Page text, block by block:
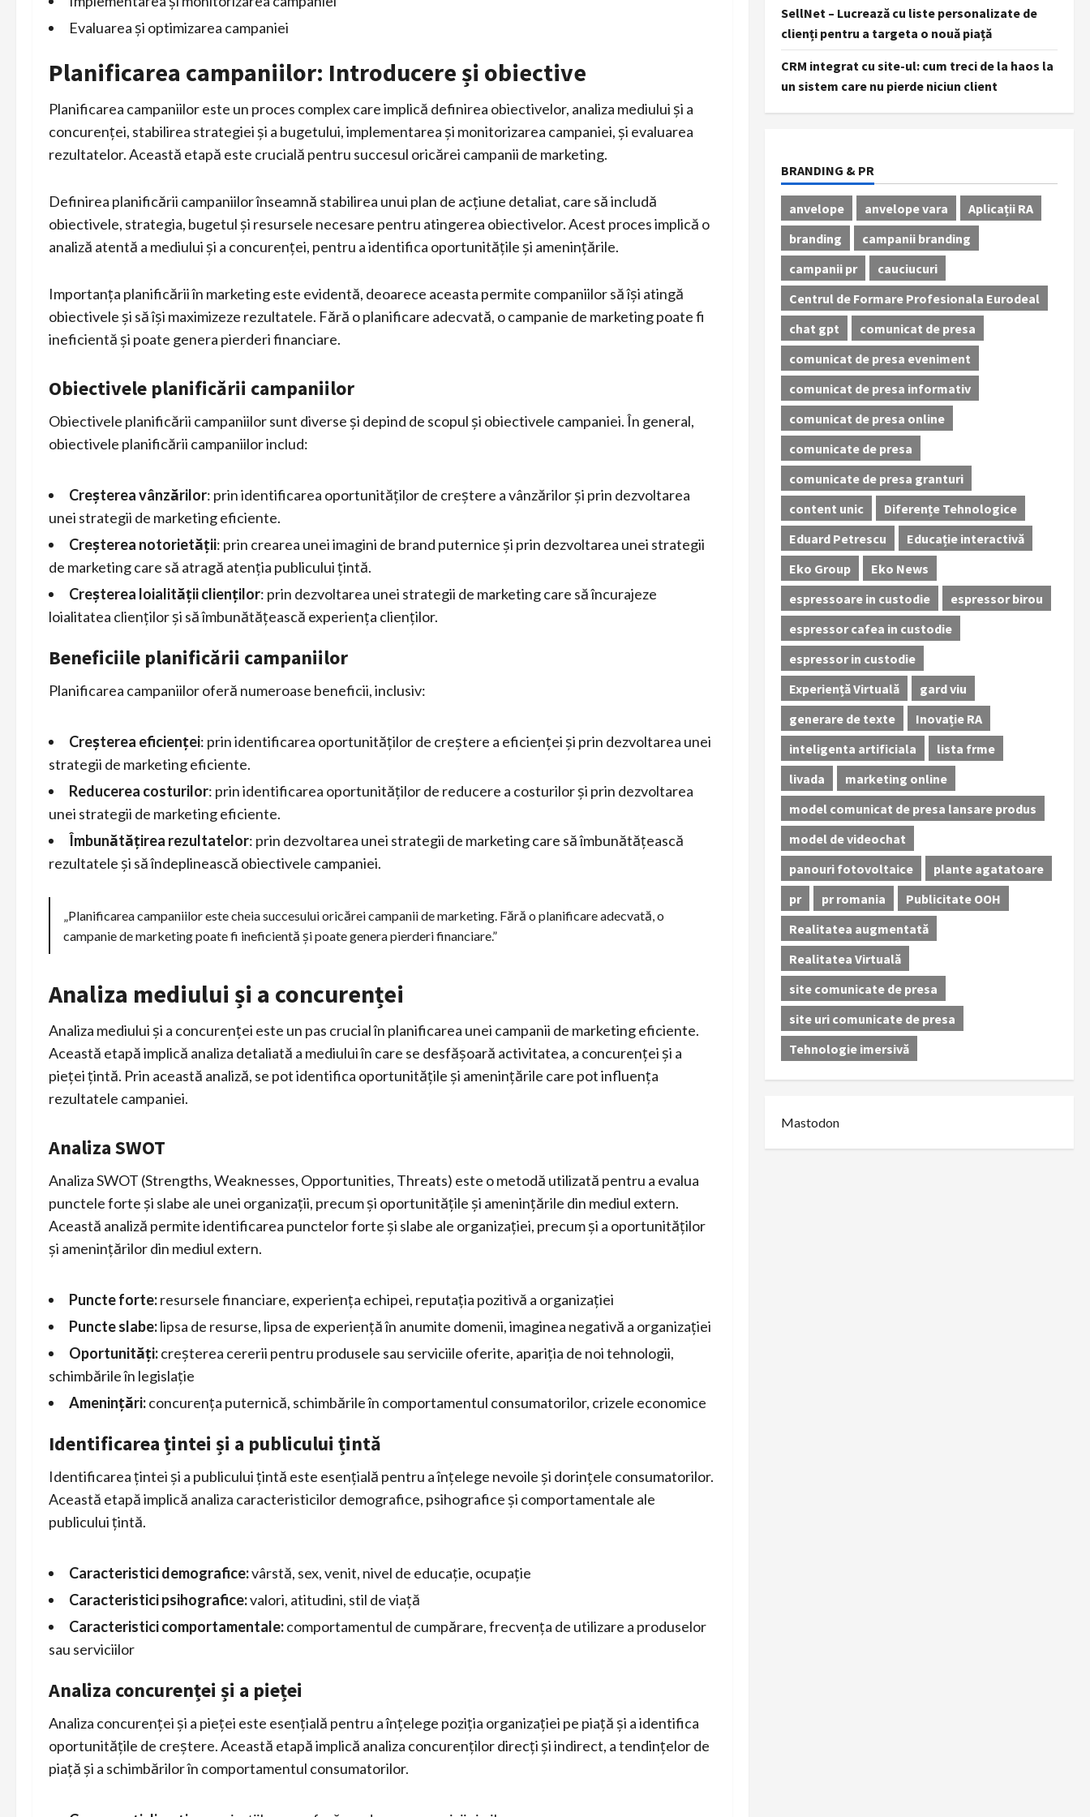
Evaluarea și optimizarea campaniei
Planificarea campaniilor: Introducere și obiective
Planificarea campaniilor este un proces complex care implică definirea obiectivelor, analiza mediului și a
concurenței, stabilirea strategiei și a bugetului, implementarea și monitorizarea campaniei, și evaluarea
rezultatelor. Această etapă este crucială pentru succesul oricărei campanii de marketing.
Definirea planificării campaniilor înseamnă stabilirea unui plan de acțiune detaliat, care să includă
obiectivele, strategia, bugetul și resursele necesare pentru atingerea obiectivelor. Acest proces implică o
analiză atentă a mediului și a concurenței, pentru a identifica oportunitățile și amenințările.
Importanța planificării în marketing este evidentă, deoarece aceasta permite companiilor să își atingă
obiectivele și să își maximizeze rezultatele. Fără o planificare adecvată, o campanie de marketing poate fi
ineficientă și poate genera pierderi financiare.
Obiectivele planificării campaniilor
Obiectivele planificării campaniilor sunt diverse și depind de scopul și obiectivele campaniei. În general,
obiectivele planificării campaniilor includ:
Creșterea vânzărilor: prin identificarea oportunităților de creștere a vânzărilor și prin dezvoltarea
unei strategii de marketing eficiente.
Creșterea notorietății: prin crearea unei imagini de brand puternice și prin dezvoltarea unei strategii
de marketing care să atragă atenția publicului țintă.
Creșterea loialității clienților: prin dezvoltarea unei strategii de marketing care să încurajeze
loialitatea clienților și să îmbunătățească experiența clienților.
Beneficiile planificării campaniilor
Planificarea campaniilor oferă numeroase beneficii, inclusiv:
Creșterea eficienței: prin identificarea oportunităților de creștere a eficienței și prin dezvoltarea unei
strategii de marketing eficiente.
Reducerea costurilor: prin identificarea oportunităților de reducere a costurilor și prin dezvoltarea
unei strategii de marketing eficiente.
Îmbunătățirea rezultatelor: prin dezvoltarea unei strategii de marketing care să îmbunătățească
rezultatele și să îndeplinească obiectivele campaniei.
„Planificarea campaniilor este cheia succesului oricărei campanii de marketing. Fără o planificare adecvată, o
campanie de marketing poate fi ineficientă și poate genera pierderi financiare.”
Analiza mediului și a concurenței
Analiza mediului și a concurenței este un pas crucial în planificarea unei campanii de marketing eficiente.
Această etapă implică analiza detaliată a mediului în care se desfășoară activitatea, a concurenței și a
pieței țintă. Prin această analiză, se pot identifica oportunitățile și amenințările care pot influența
rezultatele campaniei.
Analiza SWOT
Analiza SWOT (Strengths, Weaknesses, Opportunities, Threats) este o metodă utilizată pentru a evalua
punctele forte și slabe ale unei organizații, precum și oportunitățile și amenințările din mediul extern.
Această analiză permite identificarea punctelor forte și slabe ale organizației, precum și a oportunităților
și amenințărilor din mediul extern.
Puncte forte:resursele financiare, experiența echipei, reputația pozitivă a organizației
Puncte slabe:lipsa de resurse, lipsa de experiență în anumite domenii, imaginea negativă a organizației
Oportunități:creșterea cererii pentru produsele sau serviciile oferite, apariția de noi tehnologii,
schimbările în legislație
Amenințări:concurența puternică, schimbările în comportamentul consumatorilor, crizele economice
Identificarea țintei și a publicului țintă
Identificarea țintei și a publicului țintă este esențială pentru a înțelege nevoile și dorințele consumatorilor.
Această etapă implică analiza caracteristicilor demografice, psihografice și comportamentale ale
publicului țintă.
Caracteristici demografice:vârstă, sex, venit, nivel de educație, ocupație
Caracteristici psihografice:valori, atitudini, stil de viață
Caracteristici comportamentale:comportamentul de cumpărare, frecvența de utilizare a produselor
sau serviciilor
Analiza concurenței și a pieței
Analiza concurenței și a pieței este esențială pentru a înțelege poziția organizației pe piață și a identifica
oportunitățile de creștere. Această etapă implică analiza concurenților direcți și indirect, a tendințelor de
piață și a schimbărilor în comportamentul consumatorilor.
SellNet – Lucrează cu liste personalizate de
clienți pentru a targeta o nouă piață
CRM integrat cu site-ul: cum treci de la haos la
un sistem care nu pierde niciun client
BRANDING & PR
anvelope anvelope vara
Aplicații RA
branding
campanii branding
campanii pr
cauciucuri
Centrul de Formare Profesionala Eurodeal
chat gpt
comunicat de presa
comunicat de presa eveniment
comunicat de presa informativ
comunicat de presa online
comunicate de presa
comunicate de presa granturi
content unic
Diferențe Tehnologice
Eduard Petrescu
Educație interactivă
Eko Group
Eko News
espressoare in custodie
espressor birou
espressor cafea in custodie
espressor in custodie
Experiență Virtuală
gard viu
generare de texte
Inovație RA
inteligenta artificiala
lista frme
livada
marketing online
model comunicat de presa lansare produs
model de videochat
panouri fotovoltaice
plante agatatoare
pr
pr romania
Publicitate OOH
Realitatea augmentată
Realitatea Virtuală
site comunicate de presa
site uri comunicate de presa
Tehnologie imersivă
Mastodon